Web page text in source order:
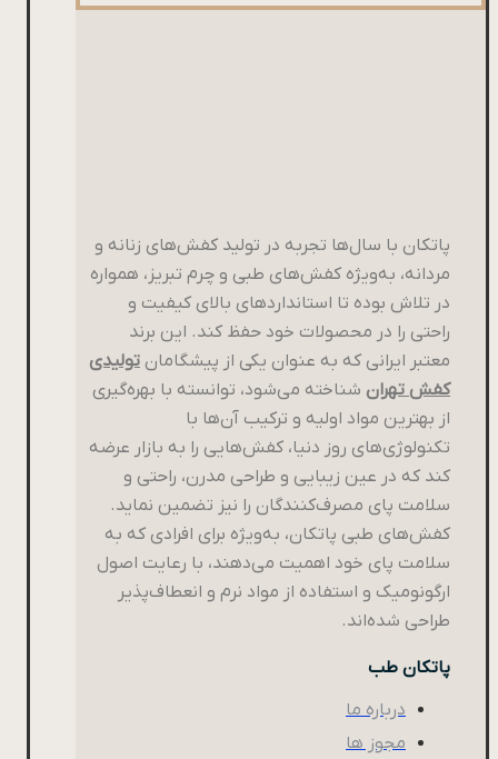
پاتکان با سال‌ها تجربه در تولید کفش‌های زنانه و
مردانه، به‌ویژه کفش‌های طبی و چرم تبریز، همواره
در تلاش بوده تا استانداردهای بالای کیفیت و
راحتی را در محصولات خود حفظ کند. این برند
معتبر ایرانی که به عنوان یکی از پیشگامان تولیدی
کفش تهران شناخته می‌شود، توانسته با بهره‌گیری
از بهترین مواد اولیه و ترکیب آن‌ها با
تکنولوژی‌های روز دنیا، کفش‌هایی را به بازار عرضه
کند که در عین زیبایی و طراحی مدرن، راحتی و
سلامت پای مصرف‌کنندگان را نیز تضمین نماید.
کفش‌های طبی پاتکان، به‌ویژه برای افرادی که به
سلامت پای خود اهمیت می‌دهند، با رعایت اصول
ارگونومیک و استفاده از مواد نرم و انعطاف‌پذیر
طراحی شده‌اند.
پاتکان طب
درباره ما
مجوز ها